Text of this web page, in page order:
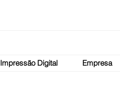
Impressão Digital Empresa